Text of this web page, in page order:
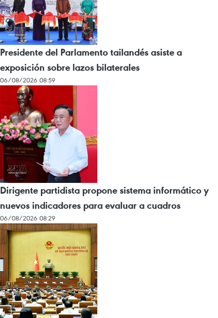
Presidente del Parlamento tailandés asiste a
exposición sobre lazos bilaterales
06/08/2026 08:59
Dirigente partidista propone sistema informático y
nuevos indicadores para evaluar a cuadros
06/08/2026 08:29